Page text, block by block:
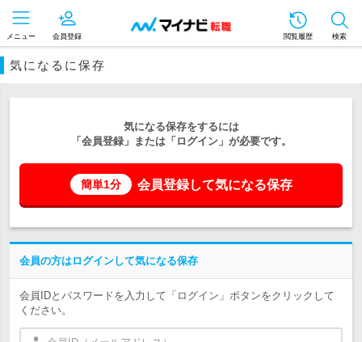
メニュー 会員登録 閲覧履歴 検索
気になるに保存
気になる保存をするには
「会員登録」または「ログイン」が必要です。
簡単1分 会員登録して気になる保存
会員の方はログインして気になる保存
会員IDとパスワードを入力して「ログイン」ボタンをクリックして
ください。